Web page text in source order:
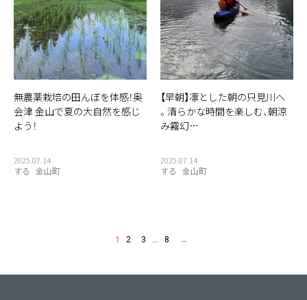
無農薬栽培の田んぼを体感！奥
会津 金山で夏の大自然を感じ
よう！
2025.07.14
する 金山町
【早朝】凛とした朝の只見川へ
。清らかな時間を楽しむ、朝涼
み霧幻…
2025.07.14
する 金山町
1 2 3 8 →